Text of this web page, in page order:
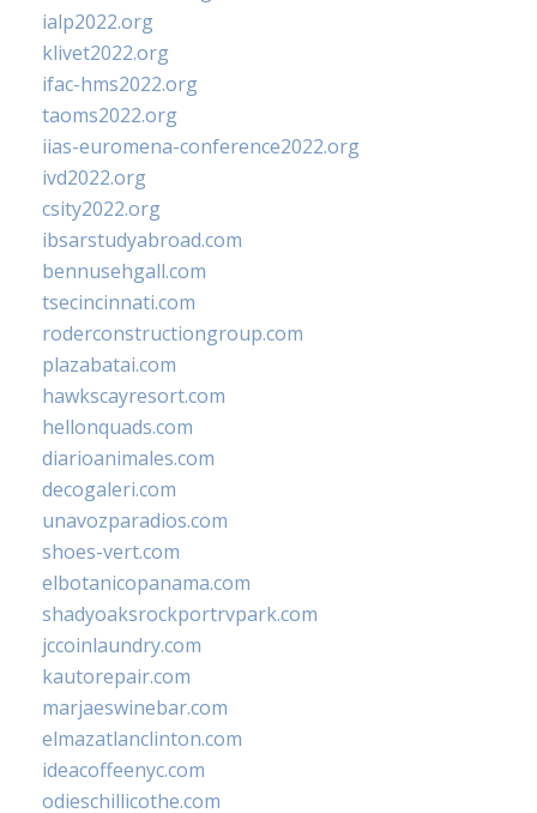
ialp2022.org
klivet2022.org
ifac-hms2022.org
taoms2022.org
iias-euromena-conference2022.org
ivd2022.org
csity2022.org
ibsarstudyabroad.com
bennusehgall.com
tsecincinnati.com
roderconstructiongroup.com
plazabatai.com
hawkscayresort.com
hellonquads.com
diarioanimales.com
decogaleri.com
unavozparadios.com
shoes-vert.com
elbotanicopanama.com
shadyoaksrockportrvpark.com
jccoinlaundry.com
kautorepair.com
marjaeswinebar.com
elmazatlanclinton.com
ideacoffeenyc.com
odieschillicothe.com